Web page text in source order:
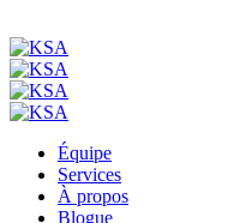
Équipe
Services
À propos
Blogue